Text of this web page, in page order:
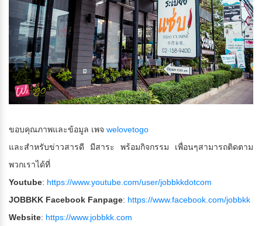
ขอบคุณภาพและข้อมูล เพจ welovetogo
และสำหรับข่าวสารดี มีสาระ พร้อมกิจกรรม เพื่อนๆสามารถติดตาม
พวกเราได้ที่
Youtube: https://www.youtube.com/user/jobbkkdotcom
JOBBKK Facebook Fanpage: https://www.facebook.com/jobbkk
Website: https://www.jobbkk.com